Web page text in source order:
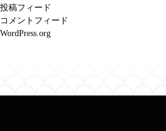
投稿フィード
コメントフィード
WordPress.org